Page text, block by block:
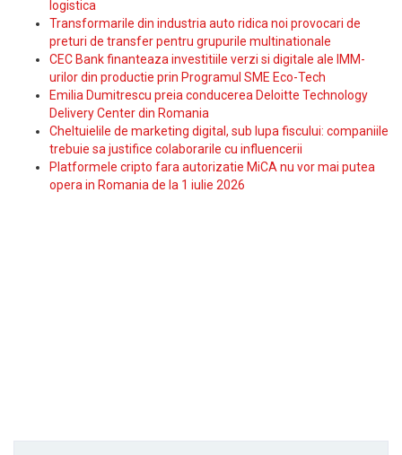
logistica
Transformarile din industria auto ridica noi provocari de
preturi de transfer pentru grupurile multinationale
CEC Bank finanteaza investitiile verzi si digitale ale IMM-
urilor din productie prin Programul SME Eco-Tech
Emilia Dumitrescu preia conducerea Deloitte Technology
Delivery Center din Romania
Cheltuielile de marketing digital, sub lupa fiscului: companiile
trebuie sa justifice colaborarile cu influencerii
Platformele cripto fara autorizatie MiCA nu vor mai putea
opera in Romania de la 1 iulie 2026